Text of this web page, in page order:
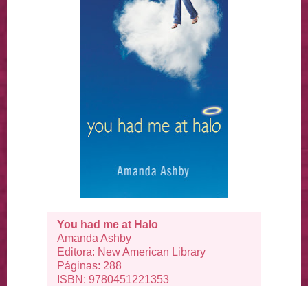
You had me at Halo
Amanda Ashby
Editora: New American Library
Páginas: 288
ISBN:9780451221353